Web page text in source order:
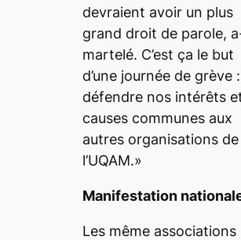
devraient avoir un plus
grand droit de parole,
martelé. C’est ça le but
d’une journée de grève :
défendre nos intérêts
causes communes aux
autres organisations de
l’UQAM.»
Manifestation
Les même associations